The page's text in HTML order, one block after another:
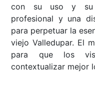
con su uso y su
profesional y una
para perpetuar la
viejo Valledupar. El
para que los
contextualizar mejor